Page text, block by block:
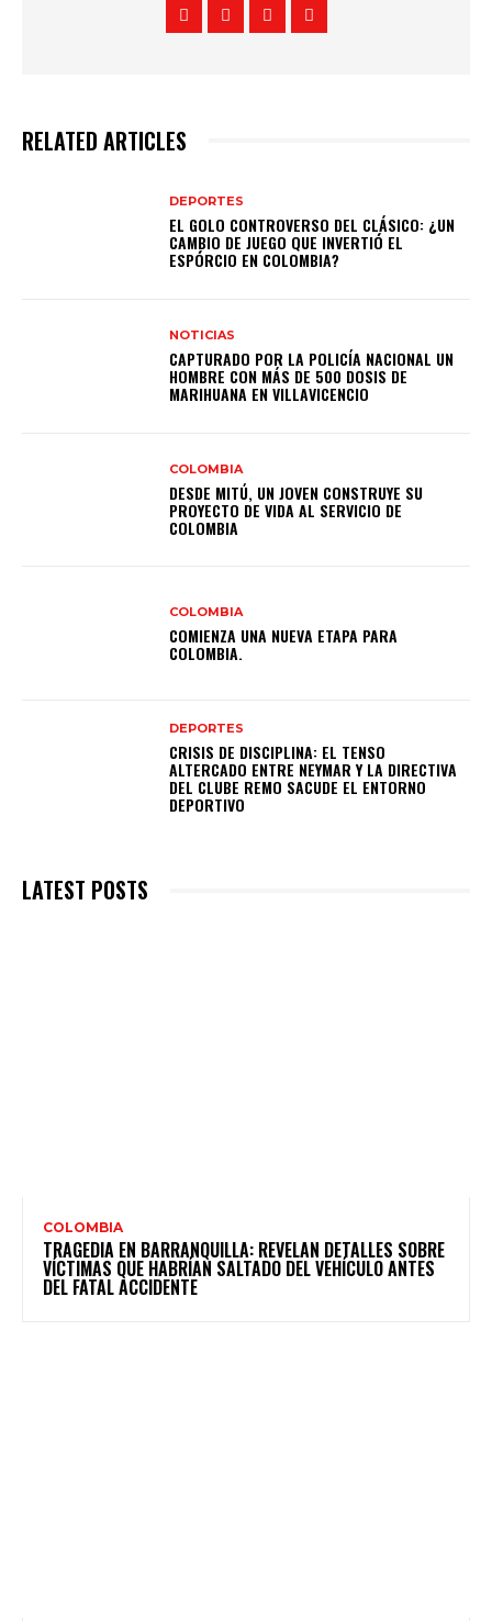
RELATED ARTICLES
DEPORTES
EL GOLO CONTROVERSO DEL CLÁSICO: ¿UN
CAMBIO DE JUEGO QUE INVERTIÓ EL
ESPÓRCIO EN COLOMBIA?
NOTICIAS
CAPTURADO POR LA POLICÍA NACIONAL UN
HOMBRE CON MÁS DE 500 DOSIS DE
MARIHUANA EN VILLAVICENCIO
COLOMBIA
DESDE MITÚ, UN JOVEN CONSTRUYE SU
PROYECTO DE VIDA AL SERVICIO DE
COLOMBIA
COLOMBIA
COMIENZA UNA NUEVA ETAPA PARA
COLOMBIA.
DEPORTES
CRISIS DE DISCIPLINA: EL TENSO
ALTERCADO ENTRE NEYMAR Y LA DIRECTIVA
DEL CLUBE REMO SACUDE EL ENTORNO
DEPORTIVO
LATEST POSTS
COLOMBIA
TRAGEDIA EN BARRANQUILLA: REVELAN DETALLES SOBRE
VÍCTIMAS QUE HABRÍAN SALTADO DEL VEHÍCULO ANTES
DEL FATAL ACCIDENTE